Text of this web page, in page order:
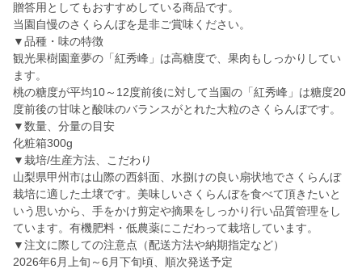
贈答用としてもおすすめしている商品です。
当園自慢のさくらんぼを是非ご賞味ください。
▼品種・味の特徴
観光果樹園童夢の「紅秀峰」は高糖度で、果肉もしっかりしてい
ます。
桃の糖度が平均10～12度前後に対して当園の「紅秀峰」は糖度20
度前後の甘味と酸味のバランスがとれた大粒のさくらんぼです。
▼数量、分量の目安
化粧箱300g
▼栽培/生産方法、こだわり
山梨県甲州市は山際の西斜面、水捌けの良い扇状地でさくらんぼ
栽培に適した土壌です。美味しいさくらんぼを食べて頂きたいと
いう思いから、手をかけ剪定や摘果をしっかり行い品質管理をし
ています。有機肥料・低農薬にこだわって栽培しています。
▼注文に際しての注意点（配送方法や納期指定など）
2026年6月上旬～6月下旬頃、順次発送予定